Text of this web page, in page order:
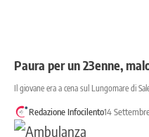
Paura per un 23enne,
Il giovane era a cena sul Lungomare di
Redazione Infocilento14